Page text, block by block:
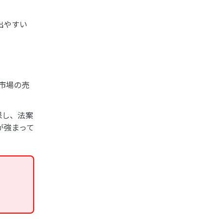
やすい
場の売
、法案
まって